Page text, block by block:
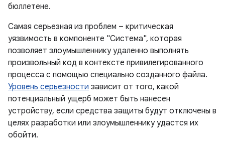
бюллетене.
Самая серьезная из проблем – критическая
уязвимость в компоненте "Система", которая
позволяет злоумышленнику удаленно выполнять
произвольный код в контексте привилегированного
процесса с помощью специально созданного файла.
Уровень серьезности зависит от того, какой
потенциальный ущерб может быть нанесен
устройству, если средства защиты будут отключены в
целях разработки или злоумышленнику удастся их
обойти.